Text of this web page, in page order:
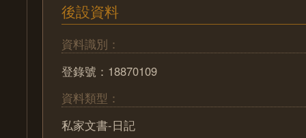
後設資料
資料識別：
登錄號：18870109
資料類型：
私家文書-日記